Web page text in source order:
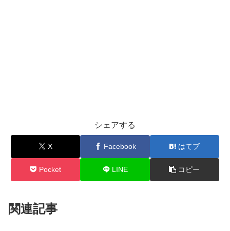
シェアする
X Facebook はてブ
Pocket LINE コピー
関連記事